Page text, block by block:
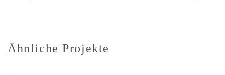
Ähnliche Projekte